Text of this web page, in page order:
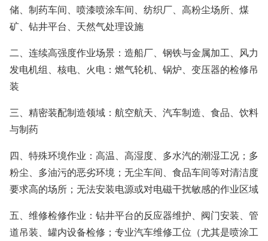
储、制药车间、喷漆喷涂车间、纺织厂、高粉尘场所、煤
矿、钻井平台、天然气处理设施
二、连续高强度作业场景：造船厂、钢铁与金属加工、风力
发电机组、核电、火电：燃气轮机、锅炉、变压器的检修吊
装
三、精密装配制造领域：航空航天、汽车制造、食品、饮料
与制药
四、特殊环境作业：高温、高湿度、多水汽的潮湿工况；多
粉尘、多油污的恶劣环境；无尘车间、食品车间等对清洁度
要求高的场所；无法安装电源或对电磁干扰敏感的作业区域
五、维修检修作业：钻井平台的反应器维护、阀门安装、管
道吊装、罐内设备检修；专业汽车维修工位（尤其是喷涂工